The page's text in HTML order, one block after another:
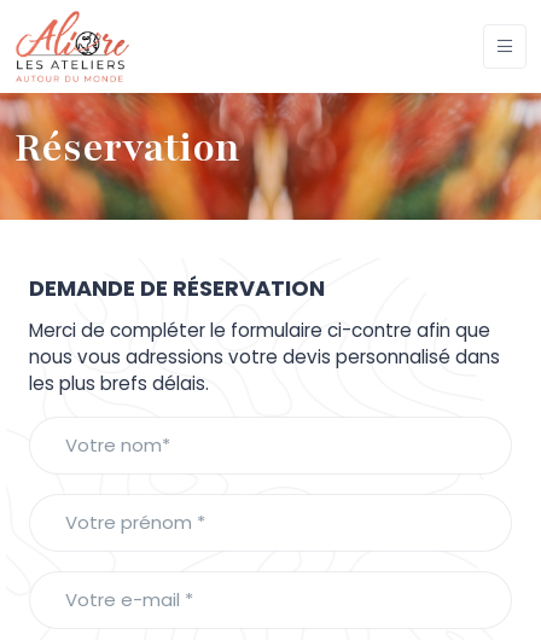
Réservation
DEMANDE DE RÉSERVATION
Merci de compléter le formulaire ci-contre afin que
nous vous adressions votre devis personnalisé dans
les plus brefs délais.